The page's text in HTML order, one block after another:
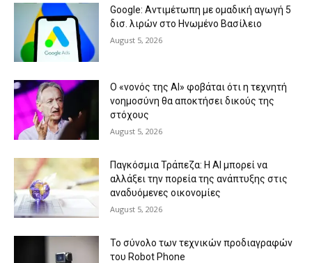
Google: Αντιμέτωπη με ομαδική αγωγή 5
δισ. λιρών στο Ηνωμένο Βασίλειο
August 5, 2026
Ο «νονός της AI» φοβάται ότι η τεχνητή
νοημοσύνη θα αποκτήσει δικούς της
στόχους
August 5, 2026
Παγκόσμια Τράπεζα: Η AI μπορεί να
αλλάξει την πορεία της ανάπτυξης στις
αναδυόμενες οικονομίες
August 5, 2026
Το σύνολο των τεχνικών προδιαγραφών
του Robot Phone